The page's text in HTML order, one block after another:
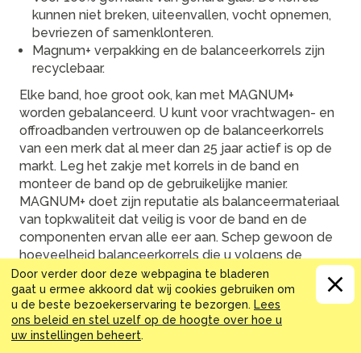
kunnen niet breken, uiteenvallen, vocht opnemen,
bevriezen of samenklonteren.
Magnum+ verpakking en de balanceerkorrels zijn
recyclebaar.
Elke band, hoe groot ook, kan met MAGNUM+
worden gebalanceerd. U kunt voor vrachtwagen- en
offroadbanden vertrouwen op de balanceerkorrels
van een merk dat al meer dan 25 jaar actief is op de
markt. Leg het zakje met korrels in de band en
monteer de band op de gebruikelijke manier.
MAGNUM+ doet zijn reputatie als balanceermateriaal
van topkwaliteit dat veilig is voor de band en de
componenten ervan alle eer aan. Schep gewoon de
hoeveelheid balanceerkorrels die u volgens de
bandenmaat nodig hebt (toepassingstabel bevindt
zich op het label) en giet ze in de band. Heeft geen
silicacoating, is recyclebaar en herbruikbaar. De
korrels gaan langer mee dan de banden.
Door verder door deze webpagina te bladeren
gaat u ermee akkoord dat wij cookies gebruiken om
u de beste bezoekerservaring te bezorgen. Lees
ons beleid en stel uzelf op de hoogte over hoe u
uw instellingen beheert.